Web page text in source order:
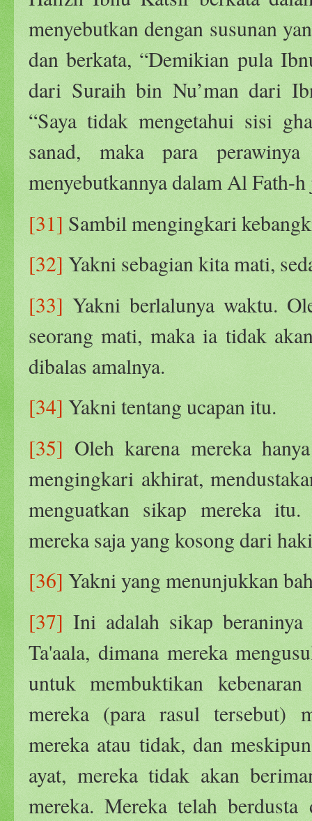
menyebutkan dengan susunan
dan berkata, “Demikian pula
dari Suraih bin Nu’man dari
“Saya tidak mengetahui sisi
sanad, maka para
menyebutkannya dalam Al Fath-
[31] Sambil mengingkari
[32] Yakni sebagian kita mati,
[33] Yakni berlalunya waktu.
seorang mati, maka ia tidak
dibalas amalnya.
[34] Yakni tentang ucapan itu.
[35] Oleh karena mereka
mengingkari akhirat,
menguatkan sikap mereka itu.
mereka saja yang kosong dari
[36] Yakni yang menunjukkan
[37] Ini adalah sikap
Ta'aala, dimana mereka
untuk membuktikan
mereka (para rasul tersebut)
mereka atau tidak, dan
ayat, mereka tidak akan
mereka. Mereka telah